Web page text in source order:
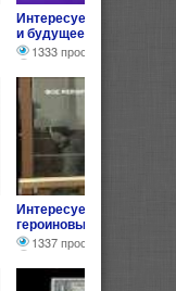
Интересуетесь
и будущее БТА Банка и
Банка
1333 просмотра
Интересуетесь Долг
героиновым платежём
1337 просмотров